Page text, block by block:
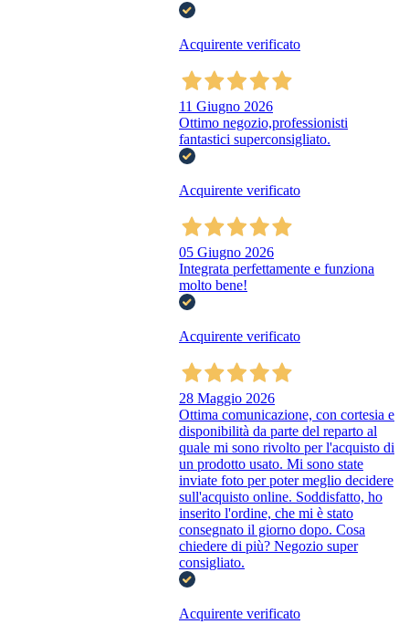
Acquirente verificato
11 Giugno 2026
Ottimo negozio,professionisti
fantastici superconsigliato.
Acquirente verificato
05 Giugno 2026
Integrata perfettamente e funziona
molto bene!
Acquirente verificato
28 Maggio 2026
Ottima comunicazione, con cortesia e
disponibilità da parte del reparto al
quale mi sono rivolto per l'acquisto di
un prodotto usato. Mi sono state
inviate foto per poter meglio decidere
sull'acquisto online. Soddisfatto, ho
inserito l'ordine, che mi è stato
consegnato il giorno dopo. Cosa
chiedere di più? Negozio super
consigliato.
Acquirente verificato